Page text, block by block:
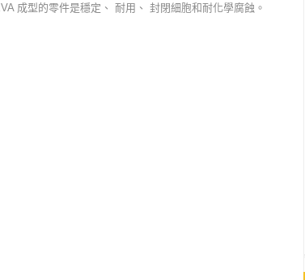
成型的零件是穩定、 耐用、 封閉細胞和耐化學腐蝕。